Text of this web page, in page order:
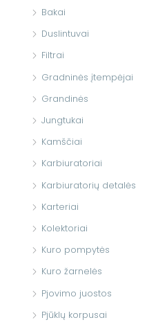
Bakai
Duslintuvai
Filtrai
Gradninės įtempėjai
Grandinės
Jungtukai
Kamščiai
Karbiuratoriai
Karbiuratorių detalės
Karteriai
Kolektoriai
Kuro pompytės
Kuro žarnelės
Pjovimo juostos
Pjūklų korpusai